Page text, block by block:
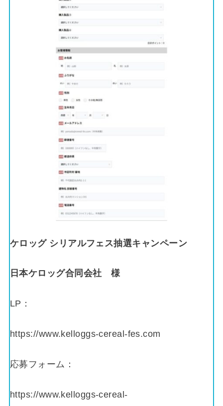
ケロッグ シリアルフェス抽選キャンペーン
日本ケロッグ合同会社 様
LP：
https://www.kelloggs-cereal-fes.com
応募フォーム：
https://www.kelloggs-cereal-